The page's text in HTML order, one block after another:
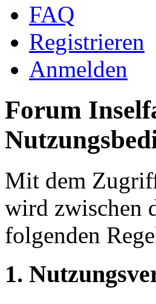
FAQ
Registrieren
Anmelden
Forum
Mit dem
wird zwischen
folgenden
1.